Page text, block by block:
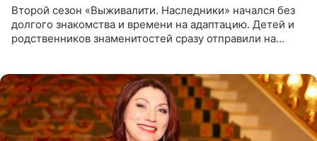
Второй сезон «Выживалити. Наследники» начался без
долгого знакомства и времени на адаптацию. Детей и
родственников знаменитостей сразу отправили на